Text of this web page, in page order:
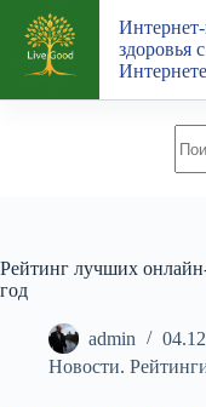
Перейти
сути
здоровья
Интернете
Рейтинг лучших
год
admin
Новости.